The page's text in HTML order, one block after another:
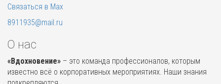
Связаться в Max
8911935@mail.ru
О нас
«Вдохновение» – это команда профессионалов, которым
известно всё о корпоративных мероприятиях. Наши знания